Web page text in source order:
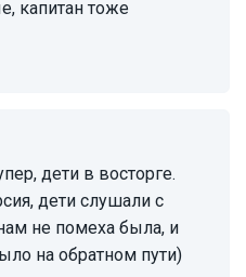
капитан тоже
дети слушали с
не помеха была, и
на обратном пути)